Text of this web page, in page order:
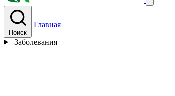
Поиск
Главная
Заболевания